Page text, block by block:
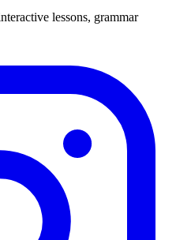
lessons, grammar